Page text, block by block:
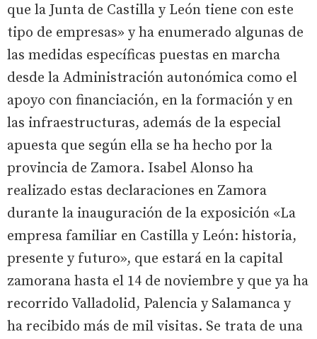
que la Junta de Castilla y León tiene con este
tipo de empresas» y ha enumerado algunas de
las medidas específicas puestas en marcha
desde la Administración autonómica como el
apoyo con financiación, en la formación y en
las infraestructuras, además de la especial
apuesta que según ella se ha hecho por la
provincia de Zamora. Isabel Alonso ha
realizado estas declaraciones en Zamora
durante la inauguración de la exposición «La
empresa familiar en Castilla y León: historia,
presente y futuro», que estará en la capital
zamorana hasta el 14 de noviembre y que ya ha
recorrido Valladolid, Palencia y Salamanca y
ha recibido más de mil visitas. Se trata de una